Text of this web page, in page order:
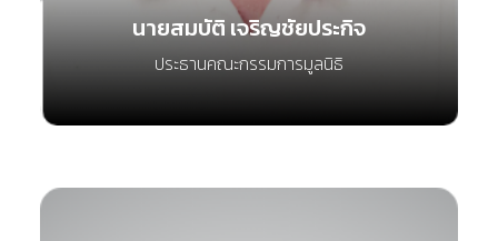
นายสมบัติ เจริญชัยประกิจ
ประธานคณะกรรมการมูลนิธิ